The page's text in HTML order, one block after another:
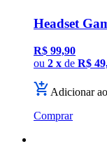
Headset
R$ 99,90
ou 2 x de R$
Adicionar
Comprar